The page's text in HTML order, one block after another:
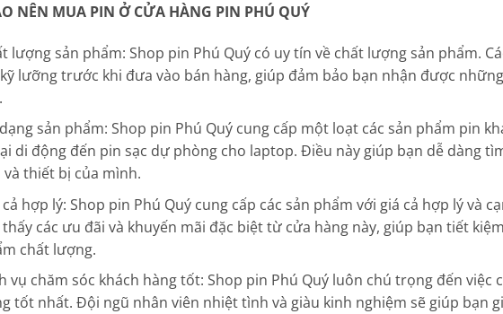
NÊN MUA PIN Ở CỬA HÀNG PIN PHÚ QUÝ
lượng sản phẩm: Shop pin Phú Quý có uy tín về chất lượng sản phẩm.
lưỡng trước khi đưa vào bán hàng, giúp đảm bảo bạn nhận được
sản phẩm: Shop pin Phú Quý cung cấp một loạt các sản phẩm pin
di động đến pin sạc dự phòng cho laptop. Điều này giúp bạn dễ dàng
và thiết bị của mình.
cả hợp lý: Shop pin Phú Quý cung cấp các sản phẩm với giá cả hợp lý và
các ưu đãi và khuyến mãi đặc biệt từ cửa hàng này, giúp bạn tiết
chất lượng.
vụ chăm sóc khách hàng tốt: Shop pin Phú Quý luôn chú trọng đến việc
tốt nhất. Đội ngũ nhân viên nhiệt tình và giàu kinh nghiệm sẽ giúp bạn